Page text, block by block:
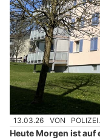
13.03.26 VON
Heute Morgen ist auf